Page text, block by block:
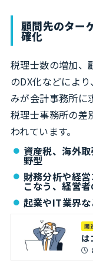
顧問先のター
確化
税理士数の増加、
のDX化などによ
みが会計事務所に
税理士事務所の差
われています。
資産税、海外
野型
財務分析や経
こなう、経営
起業やIT業界
関
は